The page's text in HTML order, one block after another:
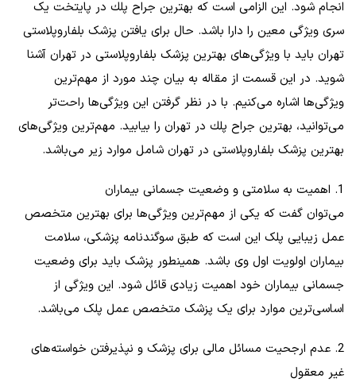
انجام شود. این الزامی است که بهترين جراح پلك در پایتخت یک
سری ویژگی‌ معین را دارا باشد. حال برای یافتن پزشک بلفاروپلاستی
تهران باید با ویژگی‌های بهترین پزشک بلفاروپلاستی در تهران آشنا
شوید. در این قسمت از مقاله به بیان چند مورد از مهم‌ترین
ویژگی‌ها اشاره می‌کنیم. با در نظر گرفتن این ویژگی‌ها راحت‌تر
می‌توانید، بهترين جراح پلك در تهران را بیابید. مهم‌ترین ویژگی‌های
بهترین پزشک بلفاروپلاستی در تهران شامل موارد زیر می‌باشد.
1. اهمیت به سلامتی و وضعیت جسمانی بیماران
می‌توان گفت که یکی از مهم‌ترین ویژگی‌ها برای بهترین متخصص
عمل زیبایی پلک این است که طبق سوگندنامه پزشکی، سلامت
بیماران اولویت اول وی باشد. همینطور پزشک باید برای وضعیت
جسمانی بیماران خود اهمیت زیادی قائل شود. این ویژگی از
اساسی‌ترین موارد برای یک پزشک متخصص عمل پلک می‌باشد.
2. عدم ارجحیت مسائل مالی برای پزشک و نپذیرفتن خواسته‌های
غیر معقول